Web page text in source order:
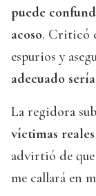
puede
acoso. Criticó
espurios y
adecuado
La regidora
víctimas reales
advirtió de que
me callará en